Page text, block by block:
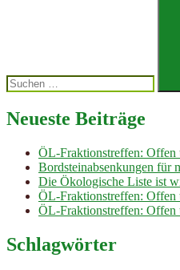
Neueste Beiträge
ÖL-Fraktionstreffen: Offen
Bordsteinabsenkungen für
Die Ökologische Liste ist
ÖL-Fraktionstreffen: Offen
ÖL-Fraktionstreffen: Offen
Schlagwörter